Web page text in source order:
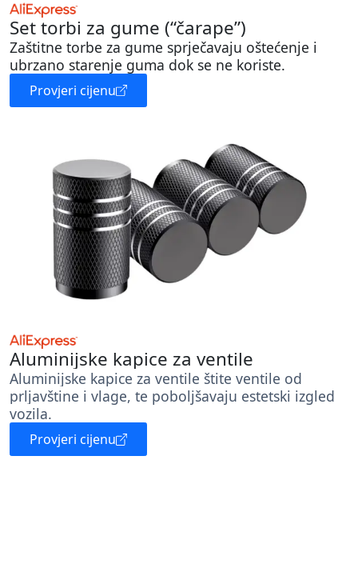
Set torbi za gume (“čarape”)
Zaštitne torbe za gume sprječavaju oštećenje i
ubrzano starenje guma dok se ne koriste.
Provjeri cijenu
Aluminijske kapice za ventile
Aluminijske kapice za ventile štite ventile od
prljavštine i vlage, te poboljšavaju estetski izgled
vozila.
Provjeri cijenu